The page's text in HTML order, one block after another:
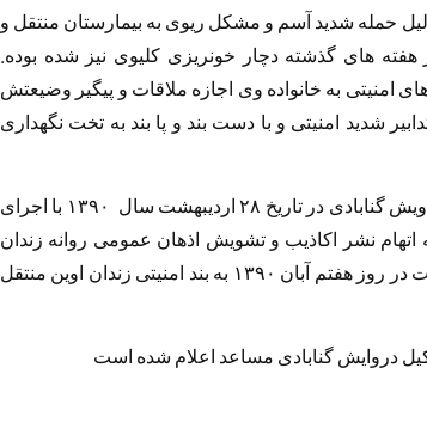
به دلیل حمله شدید آسم و مشکل ریوی به بیمارستان منتقل و
های گذشته دچار خونریزی کلیوی نیز شده بوده.
امنیتی به خانواده وی اجازه ملاقات و پیگیر وضیعتش
شدید امنیتی و با دست بند و پا بند به تخت نگهداری
لازم به ذکر است که مصطفی دانشجو وکیل دراویش گنابادی در تاریخ ۲۸ اردیبهشت سال ۱۳۹۰ با اجرای
به اتهام نشر اکاذیب و تشویش اذهان عمومی روانه زندان
ساری شده بود که پس از اتمام دوره‌ی محکومیت در روز هفتم آبان ۱۳۹۰ به بند امنیتی زندان اوین منتقل
دروایش گنابادی مساعد اعلام شده است